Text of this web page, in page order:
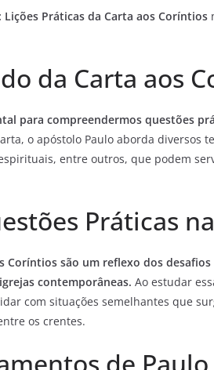
Lições Práticas da Carta aos Coríntios
da Carta aos
para compreendermos questões
o apóstolo Paulo aborda diversos
entre outros, que podem
Práticas
Coríntios são um reflexo dos
contemporâneas. Ao estudar
com situações semelhantes que
os crentes.